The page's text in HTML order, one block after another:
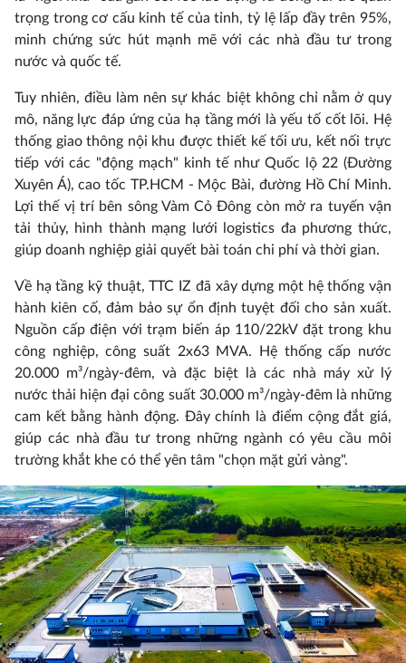
trọng trong cơ cấu kinh tế của tỉnh, tỷ lệ lấp đầy trên 95%,
minh chứng sức hút mạnh mẽ với các nhà đầu tư trong
nước và quốc tế.
Tuy nhiên, điều làm nên sự khác biệt không chỉ nằm ở quy
mô, năng lực đáp ứng của hạ tầng mới là yếu tố cốt lõi. Hệ
thống giao thông nội khu được thiết kế tối ưu, kết nối trực
tiếp với các "động mạch" kinh tế như Quốc lộ 22 (Đường
Xuyên Á), cao tốc TP.HCM - Mộc Bài, đường Hồ Chí Minh.
Lợi thế vị trí bên sông Vàm Cỏ Đông còn mở ra tuyến vận
tải thủy, hình thành mạng lưới logistics đa phương thức,
giúp doanh nghiệp giải quyết bài toán chi phí và thời gian.
Về hạ tầng kỹ thuật, TTC IZ đã xây dựng một hệ thống vận
hành kiên cố, đảm bảo sự ổn định tuyệt đối cho sản xuất.
Nguồn cấp điện với trạm biến áp 110/22kV đặt trong khu
công nghiệp, công suất 2x63 MVA. Hệ thống cấp nước
20.000 m³/ngày-đêm, và đặc biệt là các nhà máy xử lý
nước thải hiện đại công suất 30.000 m³/ngày-đêm là những
cam kết bằng hành động. Đây chính là điểm cộng đắt giá,
giúp các nhà đầu tư trong những ngành có yêu cầu môi
trường khắt khe có thể yên tâm "chọn mặt gửi vàng".